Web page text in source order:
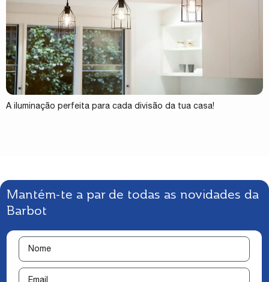
A iluminação perfeita para cada divisão da tua casa!
Mantém-te a par de todas as novidades da
Barbot